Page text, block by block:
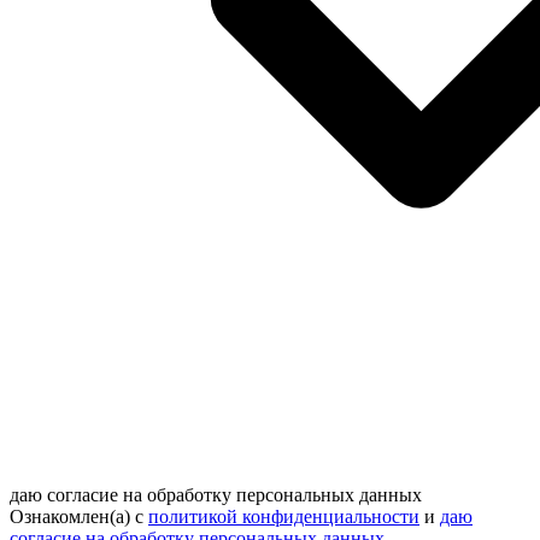
даю согласие на обработку персональных данных
Ознакомлен(а) с политикой конфиденциальности и даю